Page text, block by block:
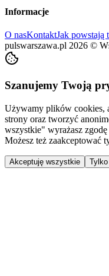
Informacje
O nasKontaktJak powstają
pulswarszawa.pl 2026 ©
Szanujemy Twoją
Używamy plików cookies,
strony oraz tworzyć
wszystkie" wyrażasz
Możesz też zaakceptować
Akceptuję wszystkie